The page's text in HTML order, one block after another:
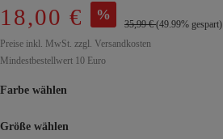
18,00 € %
35,99 €(49.99% gespart)
Preise inkl. MwSt. zzgl. Versandkosten
Mindestbestellwert 10 Euro
Farbe wählen
Größe wählen